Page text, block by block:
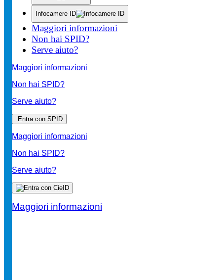
Infocamere ID
Maggiori informazioni
Non hai SPID?
Serve aiuto?
Maggiori informazioni
Non hai SPID?
Serve aiuto?
Entra con SPID
Maggiori informazioni
Non hai SPID?
Serve aiuto?
Maggiori informazioni